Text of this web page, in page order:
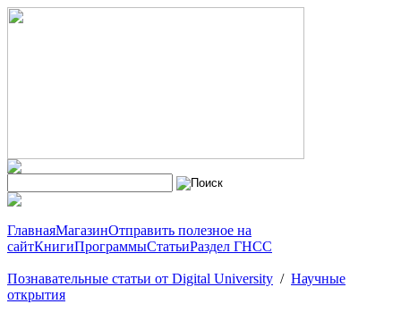
ГлавнаяМагазинОтправить полезное на
сайтКнигиПрограммыСтатьиРаздел ГНСС
Познавательные статьи от Digital University / Научные
открытия